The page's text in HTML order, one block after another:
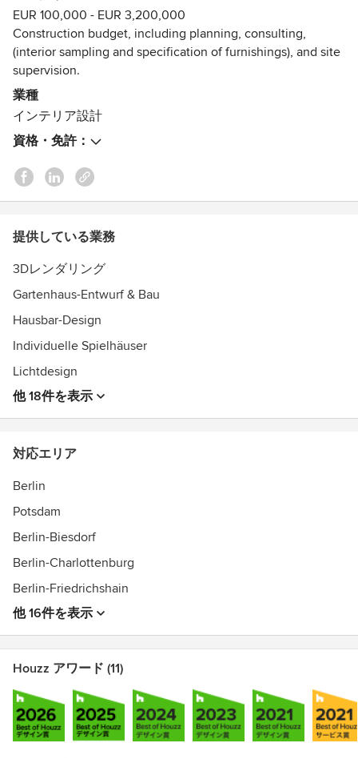
ongoing dialogue with our clients in order to present ideas,
incorporate wishes, and share inspiration. We rely on early
and close collaboration with specialist planners and
contractors to ensure that even complex projects are
realized reliably and to the highest standards. All concepts
are developed with a strong awareness of budget, tailored
Through extensive product research, ranging from high-
end brands to vintage dealers, we are able to offer a wide
spectrum of interior design concepts. Special color tones
combined with high-quality and distinctive materials create
clients and implement them with precision. Beyond
planning and supervising construction projects through
service phases 1–8, we also offer 3D visualizations, studies,
conceptual proposals in the form of mood boards, as well
as comprehensive and in-depth color and material
consulting. For the realization of our interior concepts, we
take care of the selection and procurement of furniture,
lighting, artwork, and accessories.
- Best of Interior 2022 - Callwey Verlag
EUR 100,000 - EUR 3,200,000
Construction budget, including planning, consulting,
(interior sampling and specification of furnishings), and site
supervision.
業種
インテリア設計
資格・免許：
提供している業務
3Dレンダリング
Gartenhaus-Entwurf & Bau
Hausbar-Design
Individuelle Spielhäuser
Lichtdesign
他 18件を表示
対応エリア
Berlin
Potsdam
Berlin-Biesdorf
Berlin-Charlottenburg
Berlin-Friedrichshain
他 16件を表示
Houzz アワード (11)